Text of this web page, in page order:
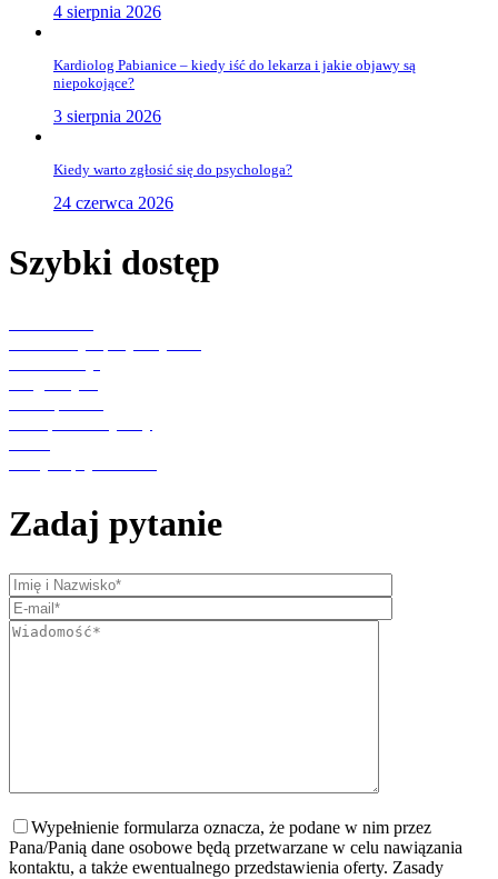
4 sierpnia 2026
Kardiolog Pabianice – kiedy iść do lekarza i jakie objawy są
niepokojące?
3 sierpnia 2026
Kiedy warto zgłosić się do psychologa?
24 czerwca 2026
Szybki dostęp
Zadaj pytanie
Wypełnienie formularza oznacza, że podane w nim przez
Pana/Panią dane osobowe będą przetwarzane w celu nawiązania
kontaktu, a także ewentualnego przedstawienia oferty. Zasady